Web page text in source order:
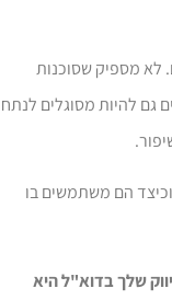
מספיק שסוכנות
להיות מסוגלים לנתח
הם משתמשים בו
שלך בדוא"ל היא